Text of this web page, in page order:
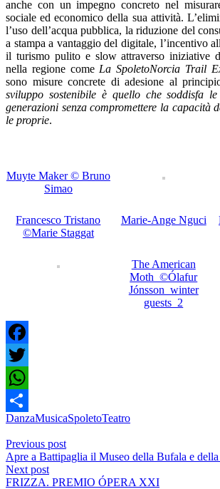
anche con un impegno concreto nel
sociale ed economico della sua attività.
l’uso dell’acqua pubblica, la riduzione del
a stampa a vantaggio del digitale, l’incentivo
il turismo pulito e slow attraverso iniziative
nella regione come La SpoletoNorcia Trail
sono misure concrete di adesione al
sviluppo sostenibile è quello che soddisfa
generazioni senza compromettere la capacità
le proprie.
Muyte Maker © Bruno
Simao
Francesco Tristano
©Marie Staggat
Marie-Ange Nguci
The American
Moth_©Ólafur
Jónsson_winter
guests_2
Facebook
Twitter
WhatsApp
Condividi
DanzaMusicaSpoletoTeatro
Previous post
Apre a Battipaglia il Museo della Bufala e
Next post
FRIZZA. PREMIO ÓPERA XXI